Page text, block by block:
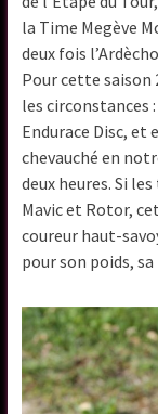
la Time Megève
deux fois
Pour cette
les circonstances
Endurace Disc, et
chevauché en
deux heures. Si
Mavic et Rotor,
coureur haut-
pour son poids,